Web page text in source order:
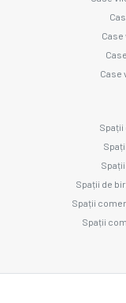
Case
Spații de
Spații
Spații